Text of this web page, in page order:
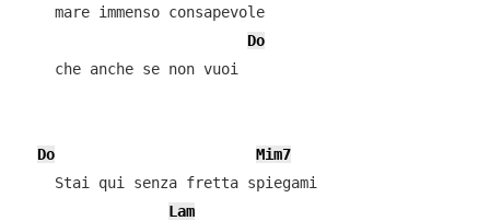
    mare immenso consapevole
Do
    che anche se non vuoi
Do
Mim7
    Stai qui senza fretta spiegami
Lam